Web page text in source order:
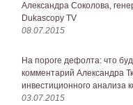
Александра Соколова,
Dukascopy TV
08.07.2015
На пороге дефолта: что
комментарий Александра
инвестиционного анализа
03.07.2015